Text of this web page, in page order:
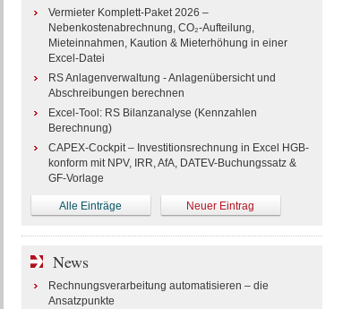
Vermieter Komplett-Paket 2026 –
Nebenkostenabrechnung, CO₂-Aufteilung,
Mieteinnahmen, Kaution & Mieterhöhung in einer
Excel-Datei
RS Anlagenverwaltung - Anlagenübersicht und
Abschreibungen berechnen
Excel-Tool: RS Bilanzanalyse (Kennzahlen
Berechnung)
CAPEX-Cockpit – Investitionsrechnung in Excel HGB-
konform mit NPV, IRR, AfA, DATEV-Buchungssatz &
GF-Vorlage
Alle Einträge Neuer Eintrag
News
Rechnungsverarbeitung automatisieren – die
Ansatzpunkte